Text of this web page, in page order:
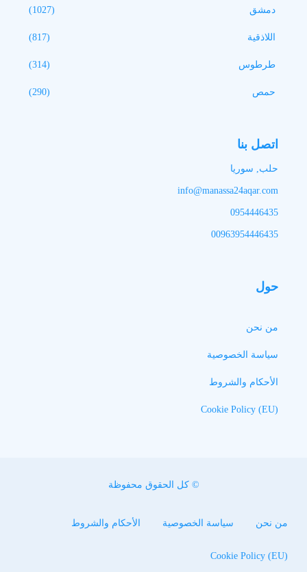
دمشق (1027)
اللاذقية (817)
طرطوس (314)
حمص (290)
اتصل بنا
حلب, سوريا
info@manassa24aqar.com
0954446435
00963954446435
حول
من نحن
سياسة الخصوصية
الأحكام والشروط
Cookie Policy (EU)
© كل الحقوق محفوظة
من نحن سياسة الخصوصية الأحكام والشروط
Cookie Policy (EU)